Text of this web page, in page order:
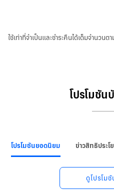
ใช้เท่าที่จำเป็นและชำระคืนได้เต็มจำนวน
โปรโมชัน
โปรโมชันยอดนิยม ข่าวสิทธิประโ
ดูโปรโม